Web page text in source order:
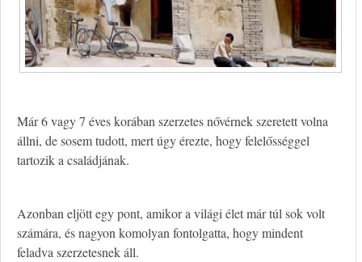
Már 6 vagy 7 éves korában szerzetes nővérnek szeretett volna
állni, de sosem tudott, mert úgy érezte, hogy felelősséggel
tartozik a családjának.
Azonban eljött egy pont, amikor a világi élet már túl sok volt
számára, és nagyon komolyan fontolgatta, hogy mindent
feladva szerzetesnek áll.